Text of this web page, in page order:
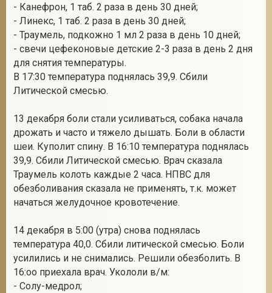
- Канефрон, 1 таб. 2 раза в день 30 дней;
- Линекс, 1 таб. 2 раза в день 30 дней;
- Траумель, подкожно 1 мл 2 раза в день 10 дней;
- свечи цефеконовые детские 2-3 раза в день 2 дня
для снятия температуры.
В 17:30 температура поднялась 39,9. Сбили
Литической смесью.
13 декабря боли стали усиливаться, собака начала
дрожать и часто и тяжело дышать. Боли в области
шеи. Куполит спину. В 16:10 температура поднялась
39,9. Сбили Литической смесью. Врач сказала
Траумель колоть каждые 2 часа. НПВС для
обезболивания сказала не применять, т.к. может
начаться желудочное кровотечение.
14 декабря в 5:00 (утра) снова поднялась
температура 40,0. Сбили литической смесью. Боли
усилились и не снимались. Решили обезболить. В
16:оо приехала врач. Укололи в/м:
- Солу-медрол;